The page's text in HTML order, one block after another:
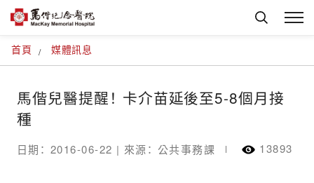
首頁 媒體訊息
馬偕兒醫提醒！ 卡介苗延後至5-8個月接
種
日期： 2016-06-22 | 來源： 公共事務課 13893